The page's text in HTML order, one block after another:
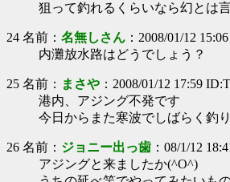
狙って釣れるくらいなら幻とは
24 名前： 名無しさん ：2008/01/12
内灘放水路はどうでしょう？
25 名前： まさや ：2008/01/12 17:59
港内、アジング不発です
今日からまた寒波でしばらく釣
26 名前： ジョニー出っ歯 ：08/1/12
アジングと来ましたか(^O^)